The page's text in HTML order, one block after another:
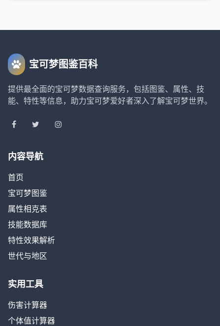
宝可梦图鉴百科
提供最全面的宝可梦数据查询服务，包括图鉴、属性、技
能、特性等信息，助力宝可梦爱好者深入了解宝可梦世界。
内容导航
首页
宝可梦图鉴
属性相克表
技能数据库
特性效果解析
世代与地区
实用工具
伤害计算器
个体值计算器